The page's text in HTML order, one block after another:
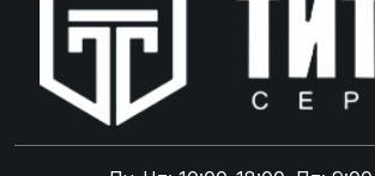
Online чат
Online чат